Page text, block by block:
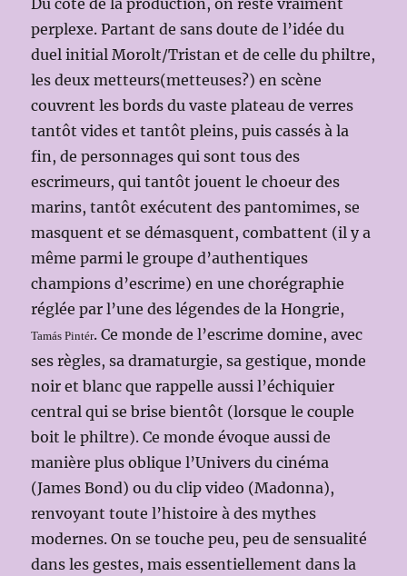
Du côté de la production, on reste vraiment
perplexe. Partant de sans doute de l’idée du
duel initial Morolt/Tristan et de celle du philtre,
les deux metteurs(metteuses?) en scène
couvrent les bords du vaste plateau de verres
tantôt vides et tantôt pleins, puis cassés à la
fin, de personnages qui sont tous des
escrimeurs, qui tantôt jouent le choeur des
marins, tantôt exécutent des pantomimes, se
masquent et se démasquent, combattent (il y a
même parmi le groupe d’authentiques
champions d’escrime) en une chorégraphie
réglée par l’une des légendes de la Hongrie,
Tamás Pintér. Ce monde de l’escrime domine, avec
ses règles, sa dramaturgie, sa gestique, monde
noir et blanc que rappelle aussi l’échiquier
central qui se brise bientôt (lorsque le couple
boit le philtre). Ce monde évoque aussi de
manière plus oblique l’Univers du cinéma
(James Bond) ou du clip video (Madonna),
renvoyant toute l’histoire à des mythes
modernes. On se touche peu, peu de sensualité
dans les gestes, mais essentiellement dans la